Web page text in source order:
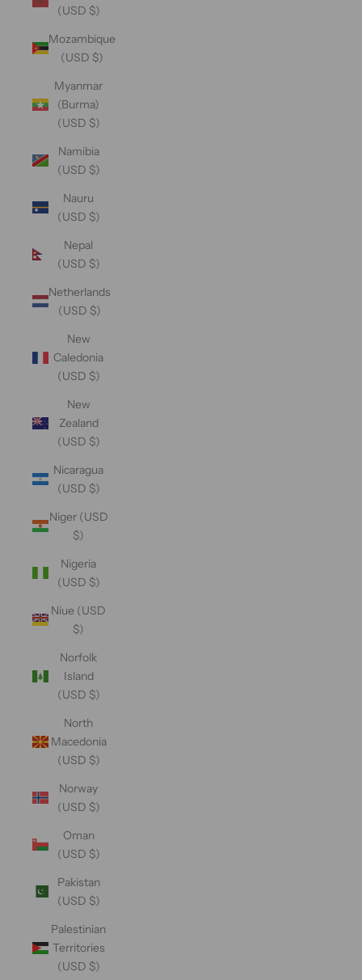
(USD $)
Mozambique
(USD $)
Myanmar
(Burma)
(USD $)
Namibia
(USD $)
Nauru
(USD $)
Nepal
(USD $)
Netherlands
(USD $)
New
Caledonia
(USD $)
New
Zealand
(USD $)
Nicaragua
(USD $)
Niger (USD
$)
Nigeria
(USD $)
Niue (USD
$)
Norfolk
Island
(USD $)
North
Macedonia
(USD $)
Norway
(USD $)
Oman
(USD $)
Pakistan
(USD $)
Palestinian
Territories
(USD $)